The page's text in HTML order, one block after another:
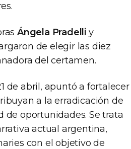
Ángela Pradelli y
de elegir las diez
del certamen.
de abril, apuntó a fortalecer
a la erradicación de
de oportunidades. Se trata
actual argentina,
con el objetivo de